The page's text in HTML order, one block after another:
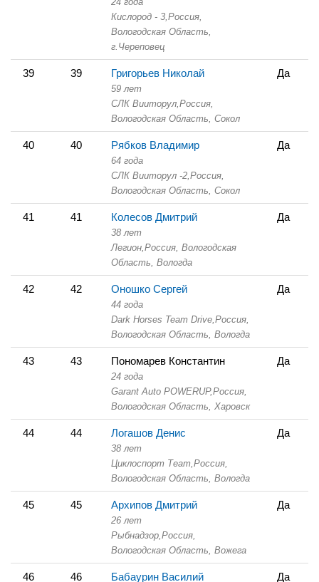
Кислород - 3, Россия,
Вологодская Область,
г.Череповец
39 39 Григорьев Николай
59 лет
СЛК Вииторул, Россия,
Вологодская Область, Сокол
Да
40 40 Рябков Владимир
64 года
СЛК Вииторул -2, Россия,
Вологодская Область, Сокол
Да
41 41 Колесов Дмитрий
38 лет
Легион, Россия, Вологодская
Область, Вологда
Да
42 42 Оношко Сергей
44 года
Dark Horses Team Drive, Россия,
Вологодская Область, Вологда
Да
43 43 Пономарев Константин
24 года
Garant Auto POWERUP,Россия,
Вологодская Область,
Харовск
Да
44 44 Логашов Денис
38 лет
Циклоспорт Теаm, Россия,
Вологодская Область, Вологда
Да
45 45 Архипов Дмитрий
26 лет
Рыбнадзор, Россия,
Вологодская Область, Вожега
Да
46 46 Бабаурин Василий Да